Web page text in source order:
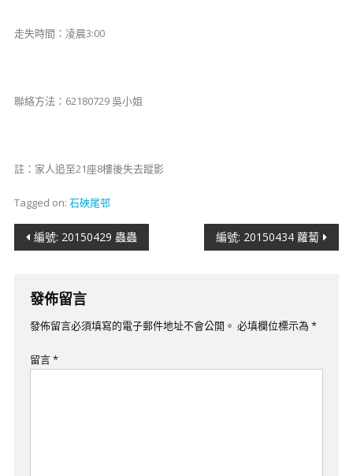
走失時間：凌晨3:00
聯絡方法：62180729 吳小姐
註：家人追至21座8樓後失去蹤影
Tagged on: 石硤尾邨
文
導
覽
編號: 20150429 蟲蟲 編號: 20150434 蘿蔔
發佈留言
發佈留言必須填寫的電子郵件地址不會公開。 必填欄位標示為 *
留言*